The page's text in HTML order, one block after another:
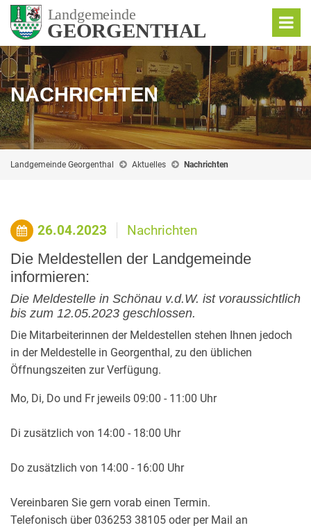
NACHRICHTEN
Landgemeinde Georgenthal Aktuelles Nachrichten
26.04.2023 Nachrichten
Die Meldestellen der Landgemeinde
informieren:
Die Meldestelle in Schönau v.d.W. ist voraussichtlich
bis zum 12.05.2023 geschlossen.
Die Mitarbeiterinnen der Meldestellen stehen Ihnen jedoch
in der Meldestelle in Georgenthal, zu den üblichen
Öffnungszeiten zur Verfügung.
Mo, Di, Do und Fr jeweils 09:00 - 11:00 Uhr
Di zusätzlich von 14:00 - 18:00 Uhr
Do zusätzlich von 14:00 - 16:00 Uhr
Vereinbaren Sie gern vorab einen Termin.
Telefonisch über 036253 38105 oder per Mail an